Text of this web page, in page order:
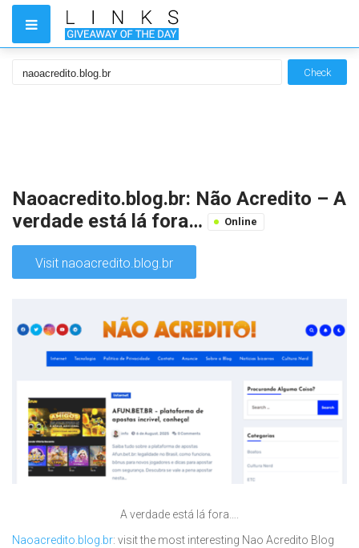
Check
Naoacredito.blog.br: Não Acredito – A
verdade está lá fora…
Online
Visit naoacredito.blog.br
A verdade está lá fora….
Naoacredito.blog.br: visit the most interesting Nao Acredito Blog